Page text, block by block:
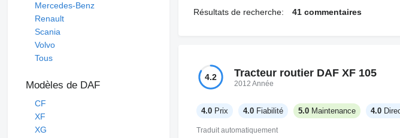
Mercedes-Benz
Renault
Scania
Volvo
Tous
Modèles de DAF
CF
XF
XG
Résultats de recherche: 41 commentaires
4.2 Tracteur routier DAF XF 105
2012 Année
4.0 Prix 4.0 Fiabilité 5.0 Maintenance 4.0
Traduit automatiquement